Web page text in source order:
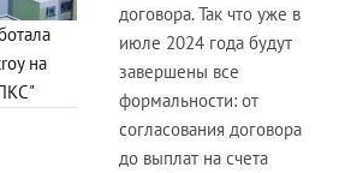
на
договора. Так что уже в
июле 2024 года будут
завершены все
формальности: от
согласования договора
до выплат на счета